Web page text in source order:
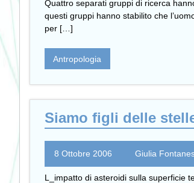
Quattro separati gruppi di ricerca
questi gruppi hanno stabilito che
per […]
Antropologia
Siamo figli delle
8 Ottobre 2006 Giulia
L_impatto di asteroidi sulla superficie